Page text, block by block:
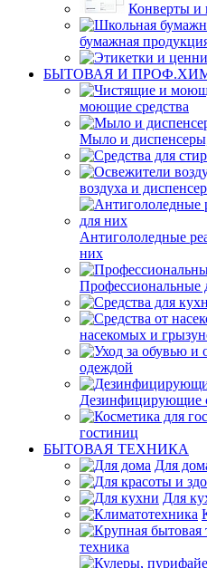
Конверты и
бумажная
БЫТОВАЯ И
моющие средства
Мыло и диспенсеры,
воздуха и
Антигололедные
них
Профессиональные
насекомых и
одеждой
Дезинфицирующие
гостиниц
БЫТОВАЯ ТЕХНИКА
Для
Для
техника